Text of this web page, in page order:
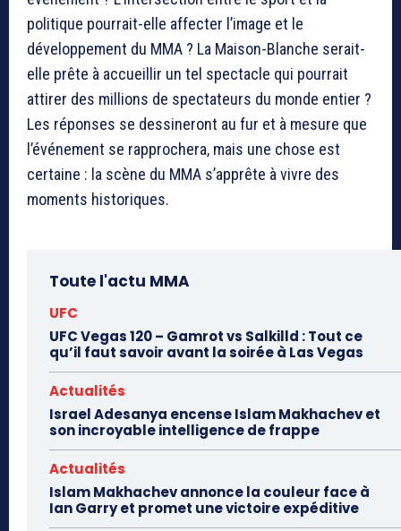
politique pourrait-elle affecter l’image et le
développement du MMA ? La Maison-Blanche serait-
elle prête à accueillir un tel spectacle qui pourrait
attirer des millions de spectateurs du monde entier ?
Les réponses se dessineront au fur et à mesure que
l’événement se rapprochera, mais une chose est
certaine : la scène du MMA s’apprête à vivre des
moments historiques.
Toute l'actu MMA
UFC
UFC Vegas 120 – Gamrot vs Salkilld : Tout ce
qu’il faut savoir avant la soirée à Las Vegas
Actualités
Israel Adesanya encense Islam Makhachev et
son incroyable intelligence de frappe
Actualités
Islam Makhachev annonce la couleur face à
Ian Garry et promet une victoire expéditive